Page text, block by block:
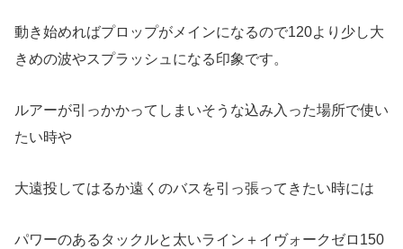
動き始めればプロップがメインになるので120より少し大
きめの波やスプラッシュになる印象です。
ルアーが引っかかってしまいそうな込み入った場所で使い
たい時や
大遠投してはるか遠くのバスを引っ張ってきたい時には
パワーのあるタックルと太いライン＋イヴォークゼロ150